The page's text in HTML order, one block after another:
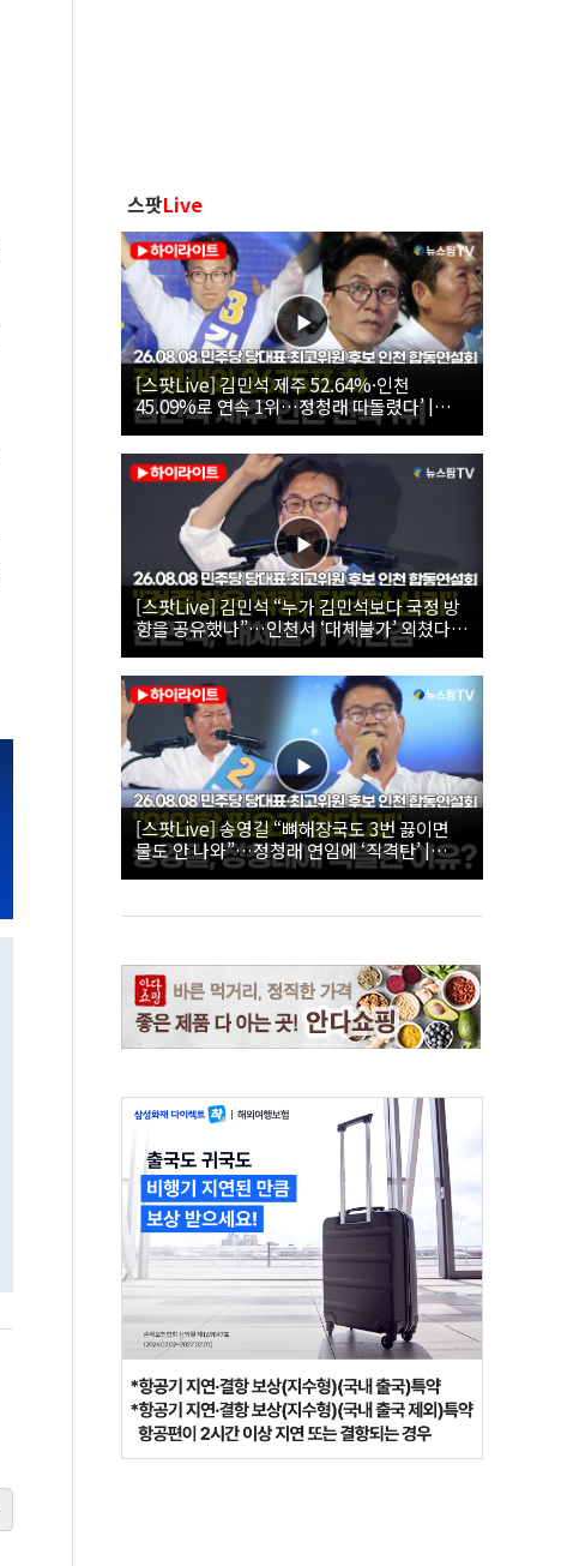
스팟Live
[스팟Live] 김민석 제주 52.64%·인천
45.09%로 연속 1위…정청래 따돌렸다’ |
26.08.08 더불어민주당 당대표·최고위원 후
보 인천 합동연설회
[스팟Live] 김민석 “누가 김민석보다 국정 방
향을 공유했나”…인천서 ‘대체불가’ 외쳤다 |
26.08.08 더불어민주당 당대표·최고위원 후
보 인천 합동연설회
[스팟Live] 송영길 “뼈해장국도 3번 끓이면
물도 안 나와”…정청래 연임에 ‘직격탄’ |
26.08.08 더불어민주당 당대표·최고위원 후